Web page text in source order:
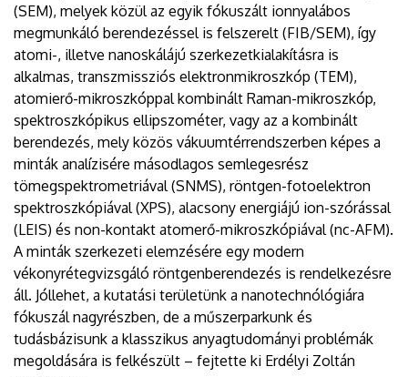
(SEM), melyek közül az egyik fókuszált ionnyalábos
megmunkáló berendezéssel is felszerelt (FIB/SEM), így
atomi-, illetve nanoskálájú szerkezetkialakításra is
alkalmas, transzmissziós elektronmikroszkóp (TEM),
atomierő-mikroszkóppal kombinált Raman-mikroszkóp,
spektroszkópikus ellipszométer, vagy az a kombinált
berendezés, mely közös vákuumtérrendszerben képes a
minták analízisére másodlagos semlegesrész
tömegspektrometriával (SNMS), röntgen-fotoelektron
spektroszkópiával (XPS), alacsony energiájú ion-szórással
(LEIS) és non-kontakt atomerő-mikroszkópiával (nc-AFM).
A minták szerkezeti elemzésére egy modern
vékonyrétegvizsgáló röntgenberendezés is rendelkezésre
áll. Jóllehet, a kutatási területünk a nanotechnólógiára
fókuszál nagyrészben, de a műszerparkunk és
tudásbázisunk a klasszikus anyagtudományi problémák
megoldására is felkészült – fejtette ki Erdélyi Zoltán